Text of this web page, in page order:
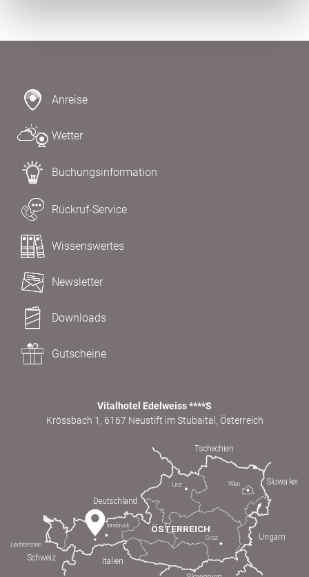
Anreise
Wetter
Buchungsinformation
Rückruf-Service
Wissenswertes
Newsletter
Downloads
Gutscheine
Vitalhotel Edelweiss ****S
Krössbach 1, 6167 Neustift im Stubaital, Österreich